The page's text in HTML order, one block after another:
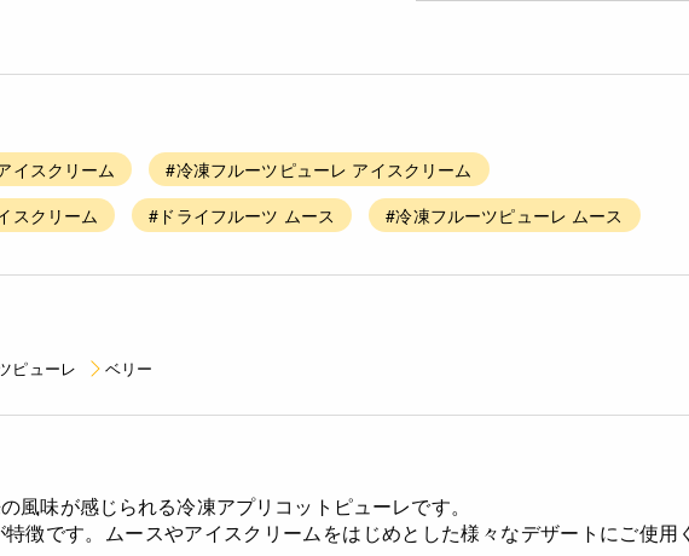
イスクリーム
#冷凍フルーツピューレ アイスクリーム
スクリーム #ドライフルーツ ムース #冷凍フルーツピューレ ムース
ピューレ ベリー
風味が感じられる冷凍アプリコットピューレです。
徴です。ムースやアイスクリームをはじめとした様々なデザートにご使用